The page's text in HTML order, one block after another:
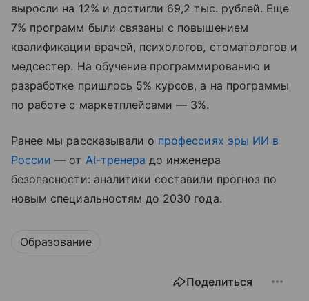
выросли на 12% и достигли 69,2 тыс. рублей. Еще
7% программ были связаны с повышением
квалификации врачей, психологов, стоматологов и
медсестер. На обучение программированию и
разработке пришлось 5% курсов, а на программы
по работе с маркетплейсами — 3%.
Ранее мы рассказывали о профессиях эры ИИ в
России — от AI-тренера до инженера
безопасности: аналитики составили прогноз по
новым специальностям до 2030 года.
Образование
Поделиться